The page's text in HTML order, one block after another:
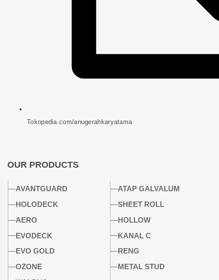
Tokopedia.com/anugerahkaryatama
OUR PRODUCTS
AVANTGUARD
HOLODECK
AERO
EVODECK
EVO GOLD
OZONE
ATAP GALVALUM
SHEET ROLL
HOLLOW
KANAL C
RENG
METAL STUD